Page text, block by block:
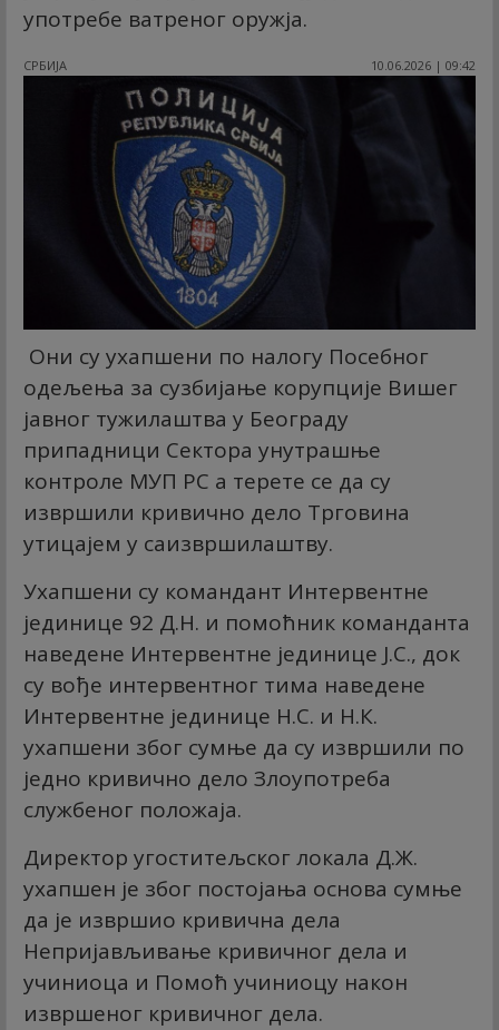
употребе ватреног оружја.
СРБИЈА 10.06.2026 | 09:42
Они су ухапшени по налогу Посебног
одељења за сузбијање корупције Вишег
јавног тужилаштва у Београду
припадници Сектора унутрашње
контроле МУП РС а терете се да су
извршили кривично дело Трговина
утицајем у саизвршилаштву.
Ухапшени су командант Интервентне
јединице 92 Д.Н. и помоћник команданта
наведене Интервентне јединице Ј.С., док
су вође интервентног тима наведене
Интервентне јединице Н.С. и Н.К.
ухапшени због сумње да су извршили по
једно кривично дело Злоупотреба
службеног положаја.
Директор угоститељског локала Д.Ж.
ухапшен је због постојања основа сумње
да је извршио кривична дела
Непријављивање кривичног дела и
учиниоца и Помоћ учиниоцу након
извршеног кривичног дела.